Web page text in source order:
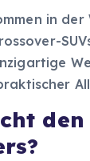
in der